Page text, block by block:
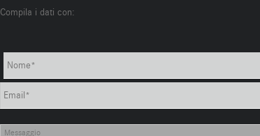
Compila i dati con: